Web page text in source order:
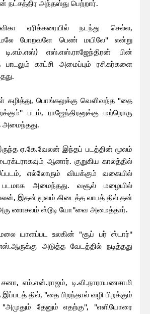
நட்சத்திர அந்தஸ்து பெற்றார்.
ஏரிக்கரையில் நடந்து செல்ல,
போறவளே பெண் மயிலே'' என்று
டி.எம்.எஸ்) எஸ்.எஸ்.ராஜேந்திரன் பின்
காட்சி அமைப்பும் ரசிகர்களை
கழித்து, பொங்கலுக்கு வெளிவந்த "தை
படம், ராஜேந்திரனுக்கு மற்றொரு
அமைந்தது.
ஏ.கே.வேலன் இந்தப் படத்தின் மூலம்
ஆனார். குறுகிய காலத்தில்
எல்லோரும் வியக்கும் வகையில்
படமாக அமைந்தது. வசூல் மழையில்
இதன் மூலம் கிடைத்த லாபத் தில் தன்
ணாசலம் ஸ்டூடி யோ''வை அமைத்தார்.
யாளப்பட உலகின் "சூப் பர் ஸ்டார்''
அடுத்த வேடத்தில் நடித்தது
எம்.என்.ராஜம், டி.வி.நாராயணசாமி
இப்படத் தில், "தை பிறந்தால் வழி பிறக்கும்
தேனும் எதற்கு'', "எளியோரை